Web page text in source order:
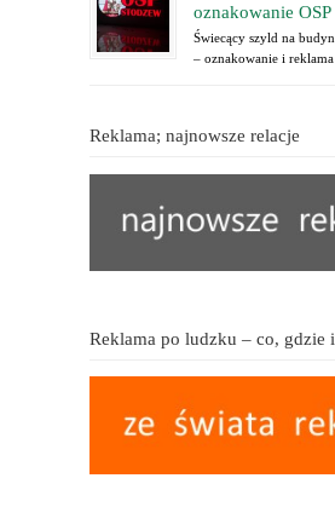
oznakowanie OSP
Świecący szyld na
– oznakowanie i reklama
Reklama; najnowsze relacje
Reklama po ludzku – co, gdzie